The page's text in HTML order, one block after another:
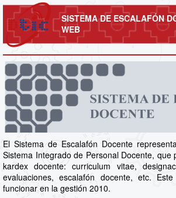
SISTEMA DE ESCALAFÓN
WEB
El Sistema de Escalafón Docente
Sistema Integrado de Personal Docente, que
kardex docente: curriculum vitae,
evaluaciones, escalafón docente, etc.
funcionar en la gestión 2010.